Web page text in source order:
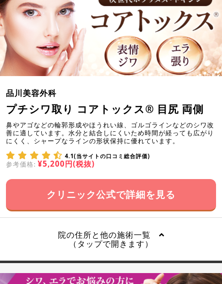
品川美容外科
プチシワ取り コアトックス® 目尻 両側
鼻やアゴなどの輪郭形成やほうれい線、ゴルゴラインなどのシワ改
善に適しています。水分と結合しにくいため時間が経っても広がり
にくく、シャープなラインの形状保持に優れています。
4.1(当サイトの口コミ総合評価)
参考価格: ¥5,200円(税抜)
クリニック公式で詳細を見る
院の住所と他の施術一覧
（タップで開きます）